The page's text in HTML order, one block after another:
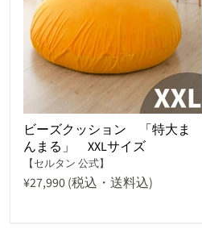
ビーズクッション 「特大ま
んまる」 XXLサイズ
【セルタン 公式】
¥27,990(税込・送料込)